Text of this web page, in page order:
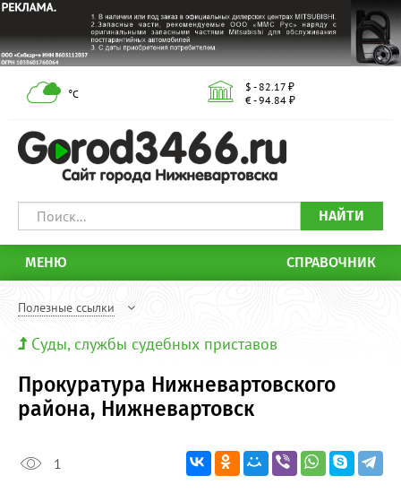
°С
$ - 82.17 ₽
€ - 94.84 ₽
НАЙТИ
МЕНЮ СПРАВОЧНИК
Полезные ссылки
Суды, службы судебных приставов
Прокуратура Нижневартовского
района, Нижневартовск
1